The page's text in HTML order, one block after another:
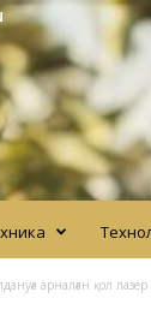
арналған қол